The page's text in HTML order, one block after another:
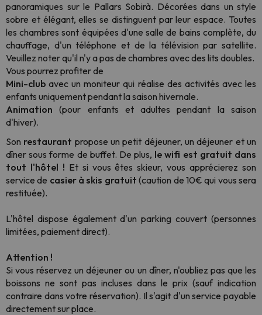
panoramiques sur le Pallars Sobirà. Décorées dans un style
sobre et élégant, elles se distinguent par leur espace. Toutes
les chambres sont équipées d'une salle de bains complète, du
chauffage, d'un téléphone et de la télévision par satellite.
Veuillez noter qu'il n'y a pas de chambres avec des lits doubles.
Vous pourrez profiter de
Mini-club avec un moniteur qui réalise des activités avec les
enfants uniquement pendant la saison hivernale.
Animation(pour enfants et adultes pendant la saison
d'hiver).
Son restaurant propose un petit déjeuner, un déjeuner et un
dîner sous forme de buffet. De plus, le wifi est gratuit dans
tout l'hôtel ! Et si vous êtes skieur, vous apprécierez son
service de casier à skis gratuit (caution de 10€ qui vous sera
restituée).
L'hôtel dispose également d'un parking couvert (personnes
limitées, paiement direct).
Attention !
Si vous réservez un déjeuner ou un dîner, n'oubliez pas que les
boissons ne sont pas incluses dans le prix (sauf indication
contraire dans votre réservation). Il s'agit d'un service payable
directement sur place.